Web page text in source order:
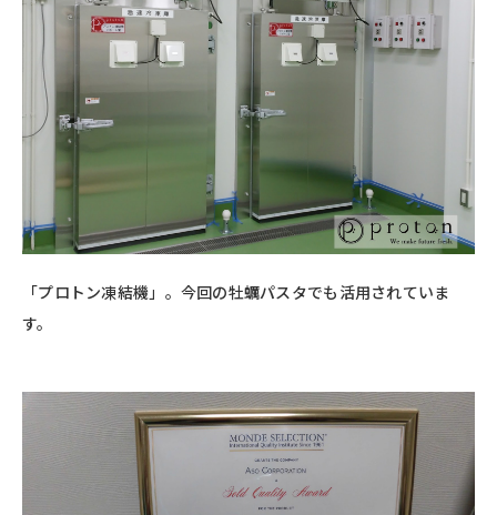
「プロトン凍結機」。今回の牡蠣パスタでも活用されていま
す。